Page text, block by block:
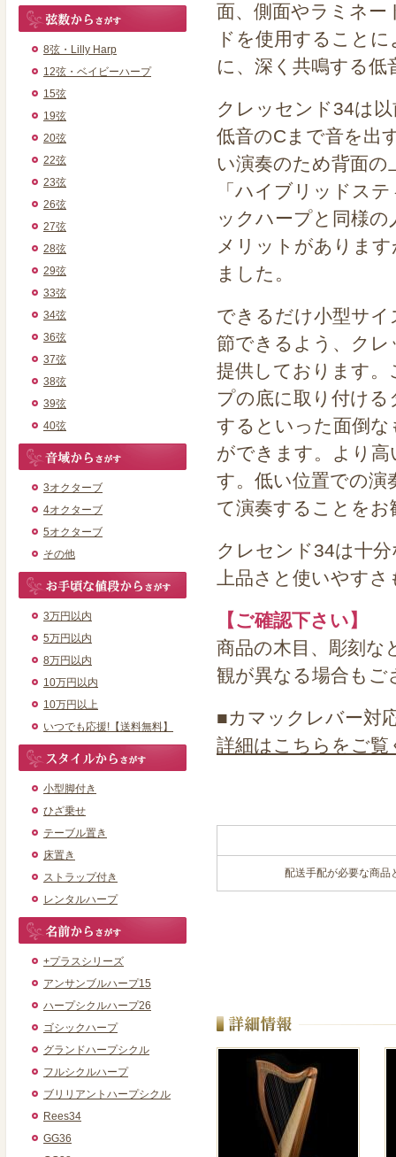
8弦・Lilly Harp
12弦・ベイビーハープ
15弦
19弦
20弦
22弦
23弦
26弦
27弦
28弦
29弦
33弦
34弦
36弦
37弦
38弦
39弦
40弦
3オクターブ
4オクターブ
5オクターブ
その他
3万円以内
5万円以内
8万円以内
10万円以内
10万円以上
いつでも応援!【送料無料】
小型脚付き
ひざ乗せ
テーブル置き
床置き
ストラップ付き
レンタルハープ
+プラスシリーズ
アンサンブルハープ15
ハープシクルハープ26
ゴシックハープ
グランドハープシクル
フルシクルハープ
ブリリアントハープシクル
Rees34
GG36
面、側面やラミネ
ドを使用すること
に、深く共鳴する
クレッセンド34は
低音のCまで音を出
い演奏のため背面
「ハイブリッドス
ックハープと同様
メリットがありま
ました。
できるだけ小型サ
節できるよう、ク
提供しております
プの底に取り付け
するといった面倒
ができます。より
す。低い位置での演
て演奏することを
クレセンド34は十
上品さと使いやす
【ご確認下さい】
商品の木目、彫刻な
観が異なる場合もご
■カマックレバー対
詳細はこちらをご覧
配送手配が必要な商品